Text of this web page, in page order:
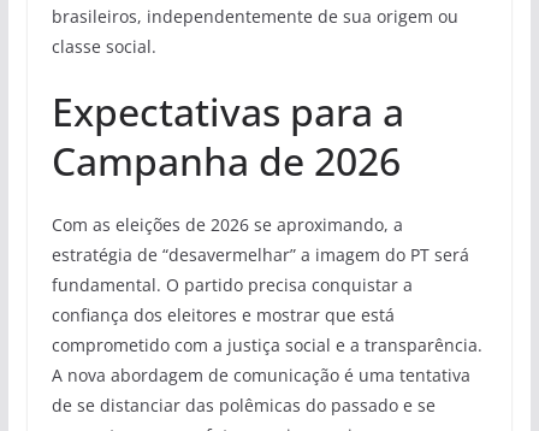
brasileiros, independentemente de sua origem ou
classe social.
Expectativas para a
Campanha de 2026
Com as eleições de 2026 se aproximando, a
estratégia de “desavermelhar” a imagem do PT será
fundamental. O partido precisa conquistar a
confiança dos eleitores e mostrar que está
comprometido com a justiça social e a transparência.
A nova abordagem de comunicação é uma tentativa
de se distanciar das polêmicas do passado e se